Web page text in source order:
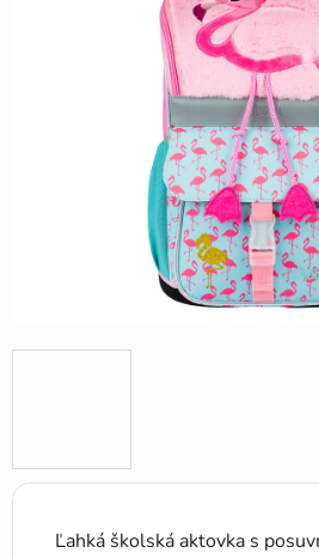
Ľahká školská aktovka s